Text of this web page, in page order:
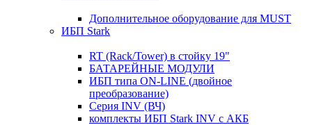
Дополнительное оборудование для MUST
ИБП Stark
RT (Rack/Tower) в стойку 19"
БАТАРЕЙНЫЕ МОДУЛИ
ИБП типа ON-LINE (двойное
преобразование)
Серия INV (ВЧ)
комплекты ИБП Stark INV с АКБ